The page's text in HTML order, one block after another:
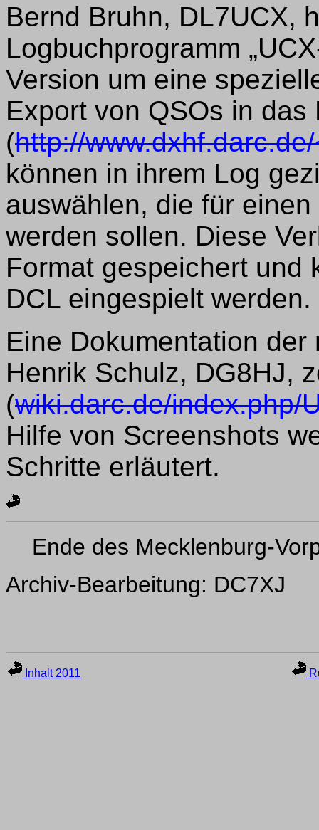
Bernd Bruhn, DL7UCX,
Logbuchprogramm
Version um eine
Export von QSOs in
(http://
können in ihrem Log
auswählen, die für
werden sollen. Diese
Format gespeichert und
DCL eingespielt werden.
Eine Dokumentation
Henrik Schulz, DG8HJ,
(wiki.darc.de/index.php/
Hilfe von Screenshots
Schritte erläutert.
Ende des Mecklenburg-
Archiv-Bearbeitung: DC7XJ
Inhalt 2011